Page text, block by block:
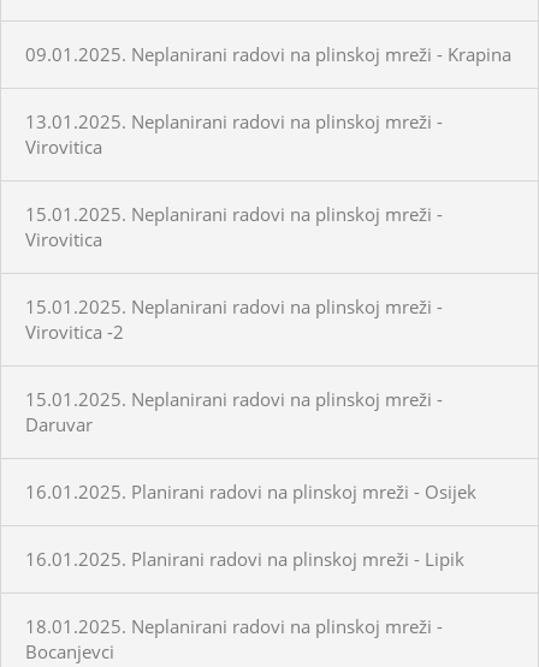
09.01.2025. Neplanirani radovi na plinskoj mreži - Krapina
13.01.2025. Neplanirani radovi na plinskoj mreži -
Virovitica
15.01.2025. Neplanirani radovi na plinskoj mreži -
Virovitica
15.01.2025. Neplanirani radovi na plinskoj mreži -
Virovitica -2
15.01.2025. Neplanirani radovi na plinskoj mreži -
Daruvar
16.01.2025. Planirani radovi na plinskoj mreži - Osijek
16.01.2025. Planirani radovi na plinskoj mreži - Lipik
18.01.2025. Neplanirani radovi na plinskoj mreži -
Bocanjevci